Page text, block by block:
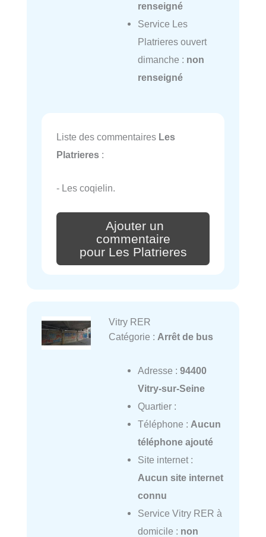
renseigné
Service Les
Platrieres ouvert
dimanche : non
renseigné
Liste des commentaires Les
Platrieres :
- Les coqielin.
Ajouter un
commentaire
pour Les Platrieres
Vitry RER
Catégorie : Arrêt de bus
Adresse : 94400
Vitry-sur-Seine
Quartier :
Téléphone : Aucun
téléphone ajouté
Site internet :
Aucun site internet
connu
Service Vitry RER à
domicile : non